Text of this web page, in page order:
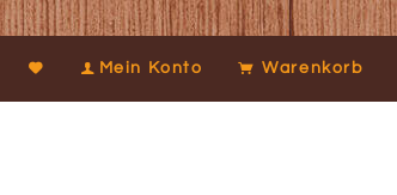
Mein Konto Warenkorb